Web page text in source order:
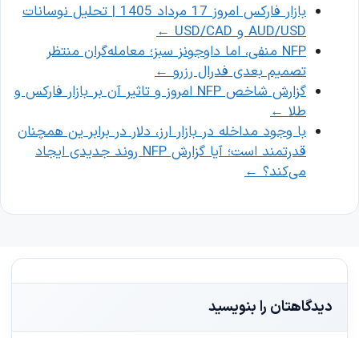
بازار فارکس امروز 17 مرداد 1405 | تحلیل نوسانات
AUD/USD و USD/CAD
←
NFP منفی، اما داوجونز سبز؛ معامله‌گران منتظر
تصمیم بعدی فدرال رزرو ←
گزارش شاخص NFP امروز و تاثیر آن بر بازار فارکس و
طلا ←
با وجود مداخله در بازار ارز، دلار در برابر ین همچنان
قدرتمند است؛ آیا گزارش NFP روند جدیدی ایجاد
می‌کند؟ ←
دیدگاهتان را بنویسید